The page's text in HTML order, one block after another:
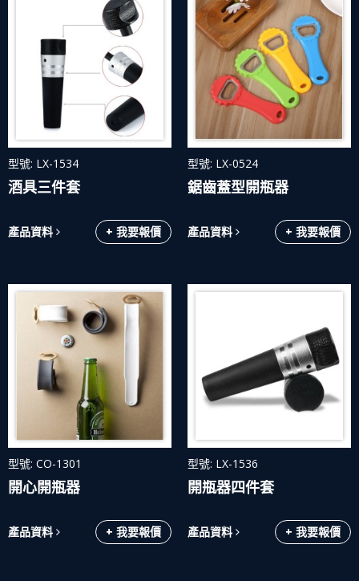
型號: LX-1534
酒具三件套
產品資料 + 我要報價
型號: LX-0524
鋸齒蓋型開瓶器
產品資料 + 我要報價
型號: CO-1301
開心開瓶器
產品資料 + 我要報價
型號: LX-1536
開瓶器四件套
產品資料 + 我要報價